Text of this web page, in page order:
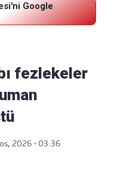
Google
fezlekeler
2026 - 03:36